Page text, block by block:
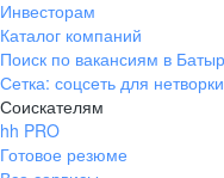
Инвесторам
Каталог компаний
Поиск по вакансиям в
Сетка: соцсеть для
Соискателям
hh PRO
Готовое резюме